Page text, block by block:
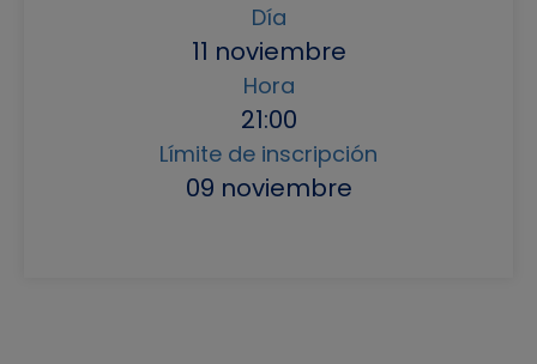
Día
11 noviembre
Hora
21:00
Límite de inscripción
09 noviembre